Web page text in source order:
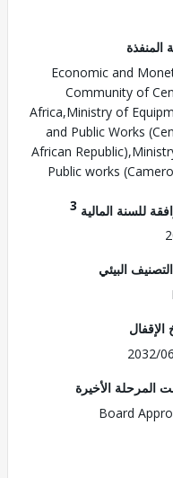
Economic
Africa,Ministry of
and Public
African
Public works
المالية3
الأخيرة